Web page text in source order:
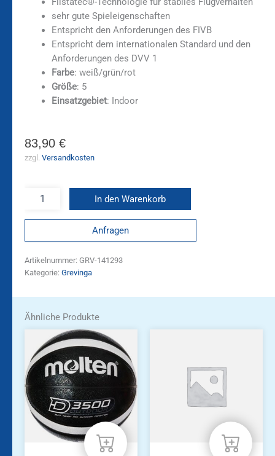
sehr gute Spieleigenschaften
Entspricht den Anforderungen des FIVB
Entspricht dem internationalen Standard und den
Anforderungen des DVV 1
Farbe: weiß/grün/rot
Größe: 5
Einsatzgebiet: Indoor
83,90 €
zzgl. Versandkosten
In den Warenkorb
Anfragen
Artikelnummer: GRV-141293
Kategorie: Grevinga
Ähnliche Produkte